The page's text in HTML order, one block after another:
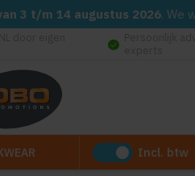
3 t/m 14 augustus 2026. We
check_circle
Incl. btw